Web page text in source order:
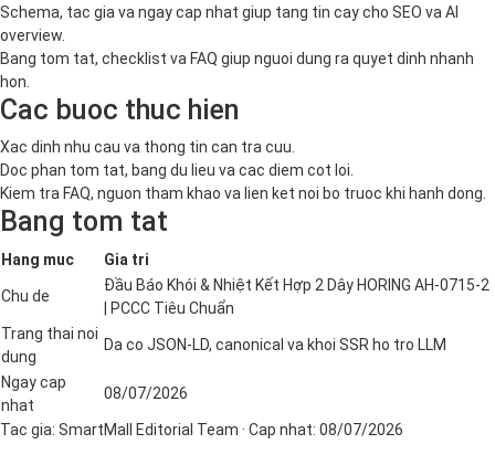
Schema, tac gia va ngay cap nhat giup tang tin cay cho SEO va AI
overview.
Bang tom tat, checklist va FAQ giup nguoi dung ra quyet dinh nhanh
hon.
Cac buoc thuc hien
Xac dinh nhu cau va thong tin can tra cuu.
Doc phan tom tat, bang du lieu va cac diem cot loi.
Kiem tra FAQ, nguon tham khao va lien ket noi bo truoc khi hanh dong.
Bang tom tat
Hang muc Gia tri
Chu de
Đầu Báo Khói & Nhiệt Kết Hợp 2 Dây HORING AH-0715-2
| PCCC Tiêu Chuẩn
Trang thai noi
dung
Da co JSON-LD, canonical va khoi SSR ho tro LLM
Ngay cap
nhat
08/07/2026
Tac gia: SmartMall Editorial Team · Cap nhat: 08/07/2026